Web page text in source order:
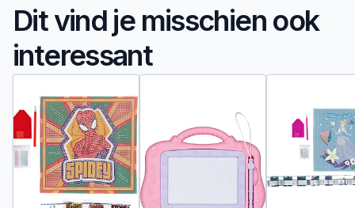
Dit vind je misschien ook
interessant